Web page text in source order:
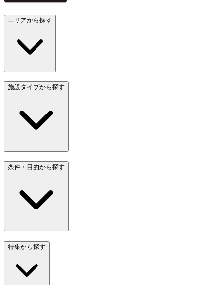
エリアから探す
施設タイプから探す
条件・目的から探す
特集から探す